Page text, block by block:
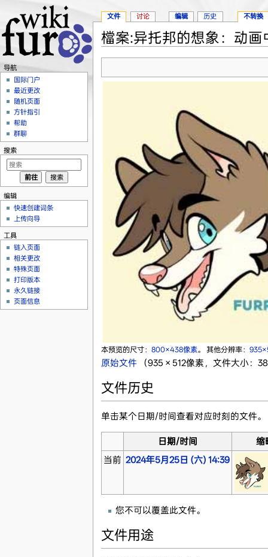
檔案:异托邦的想象：动
本预览的尺寸： 800×438像素。 其他分辨率：
原始文件‎ （935 × 512像素，文件大小：
文件历史
单击某个日期/时间查看对应时刻的文件。
日期/时间
缩
当前 2024年5月25日 (六) 14:39
您不可以覆盖此文件。
文件用途
文件 讨论 编辑 历史 不转换
导航
国际门户
最近更改
随机页面
方针指引
帮助
群聊
搜索
编辑
快速创建词条
上传向导
工具
链入页面
相关更改
特殊页面
打印版本
永久链接
页面信息